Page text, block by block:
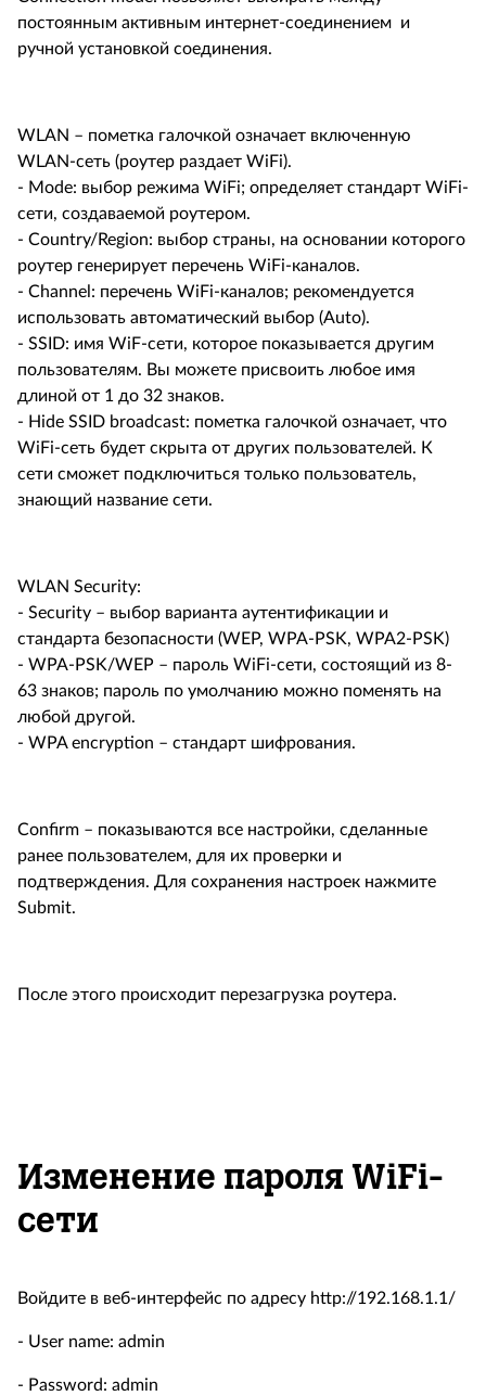
постоянным активным интернет-соединением и
ручной установкой соединения.
WLAN – пометка галочкой означает включенную
WLAN-сеть (роутер раздает WiFi).
- Mode: выбор режима WiFi; определяет стандарт WiFi-
сети, создаваемой роутером.
- Country/Region: выбор страны, на основании которого
роутер генерирует перечень WiFi-каналов.
- Channel: перечень WiFi-каналов; рекомендуется
использовать автоматический выбор (Auto).
- SSID: имя WiF-сети, которое показывается другим
пользователям. Вы можете присвоить любое имя
длиной от 1 до 32 знаков.
- Hide SSID broadcast: пометка галочкой означает, что
WiFi-сеть будет скрыта от других пользователей. К
сети сможет подключиться только пользователь,
знающий название сети.
WLAN Security:
- Security – выбор варианта аутентификации и
стандарта безопасности (WEP, WPA-PSK, WPA2-PSK)
- WPA-PSK/WEP – пароль WiFi-сети, состоящий из 8-
63 знаков; пароль по умолчанию можно поменять на
любой другой.
- WPA encryption – стандарт шифрования.
Confirm – показываются все настройки, сделанные
ранее пользователем, для их проверки и
подтверждения. Для сохранения настроек нажмите
Submit.
После этого происходит перезагрузка роутера.
Изменение пароля WiFi-
сети
Войдите в веб-интерфейс по адресу http://192.168.1.1/
- User name: admin
- Password: admin